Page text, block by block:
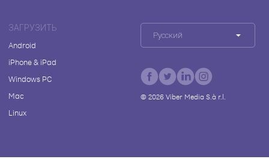
ЗАГРУЗИТЬ
Android
iPhone & iPad
Windows PC
Mac
Linux
Русский
© 2026Viber Media S.à r.l.